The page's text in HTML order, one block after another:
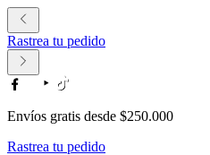
Rastrea tu pedido
Envíos gratis desde $250.000
Rastrea tu pedido